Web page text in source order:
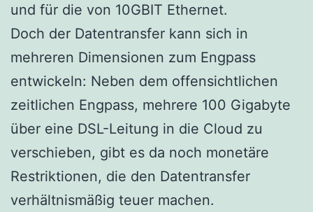
und für die von 10GBIT Ethernet.
Doch der Datentransfer kann sich in
mehreren Dimensionen zum Engpass
entwickeln: Neben dem offensichtlichen
zeitlichen Engpass, mehrere 100 Gigabyte
über eine DSL-Leitung in die Cloud zu
verschieben, gibt es da noch monetäre
Restriktionen, die den Datentransfer
verhältnismäßig teuer machen.